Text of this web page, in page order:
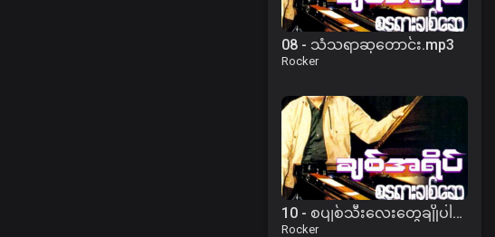
08 - သံသရာဆုတောင်း.mp3
Rocker
10 - စပျစ်သီးလေးတွေချိုပါတယ်.mp3
Rocker